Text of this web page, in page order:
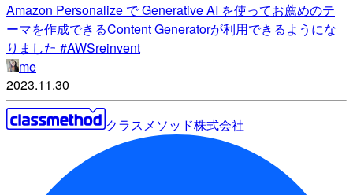
Amazon Personalize で Generative AI を使ってお薦めのテ
ーマを作成できるContent Generatorが利用できるようにな
りました #AWSreinvent
me
2023.11.30
クラスメソッド株式会社